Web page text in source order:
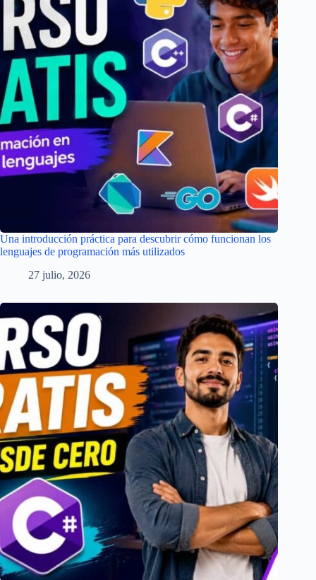
Una introducción práctica para descubrir cómo funcionan los
lenguajes de programación más utilizados
27 julio, 2026